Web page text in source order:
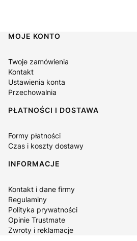
Linki w stopce
MOJE KONTO
Twoje zamówienia
Kontakt
Ustawienia konta
Przechowalnia
PŁATNOŚCI I DOSTAWA
Formy płatności
Czas i koszty dostawy
INFORMACJE
Kontakt i dane firmy
Regulaminy
Polityka prywatności
Opinie Trustmate
Zwroty i reklamacje